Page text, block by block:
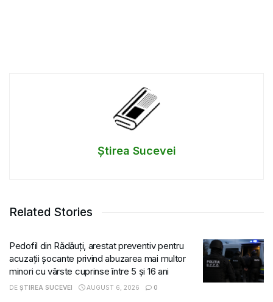
Știrea Sucevei
Related Stories
Pedofil din Rădăuți, arestat preventiv pentru
acuzații șocante privind abuzarea mai multor
minori cu vârste cuprinse între 5 și 16 ani
DE ȘTIREA SUCEVEI AUGUST 6, 2026 0